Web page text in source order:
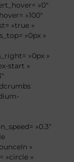
»0″
»100″
»true »
»0px »
»0px »
start »
»0.3″
»
»circle »